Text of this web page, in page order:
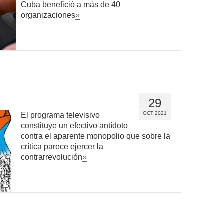
Cuba benefició a más de 40
organizaciones»
29
OCT 2021
El programa televisivo
constituye un efectivo antídoto
contra el aparente monopolio que sobre la
crítica parece ejercer la
contrarrevolución»